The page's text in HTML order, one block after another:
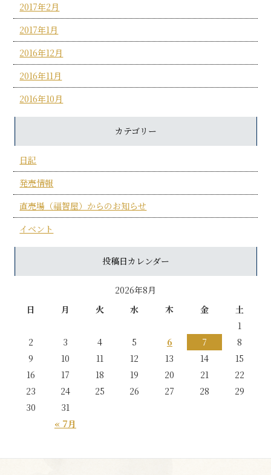
2017年2月
2017年1月
2016年12月
2016年11月
2016年10月
カテゴリー
日記
発売情報
直売場（福智屋）からのお知らせ
イベント
投稿日カレンダー
2026年8月
日
月 火 水 木 金 土
« 7月
1
2
3 4 5 6 7
8
9
10 11 12 13 14
15
16
17 18 19 20 21
22
23
24 25 26 27 28
29
30
31